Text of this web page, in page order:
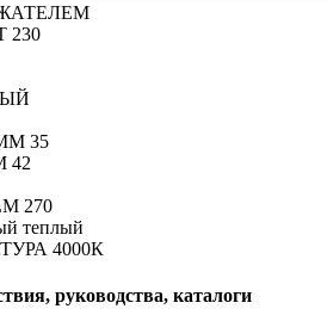
230
35
42
270
теплый
4000К
руководства, каталоги